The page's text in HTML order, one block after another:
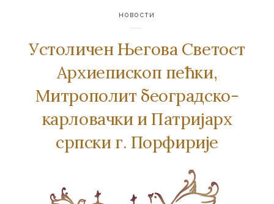
НОВОСТИ
Устоличен Његова Светост
Архиепископ пећки,
Митрополит београдско-
карловачки и Патријарх
српски г. Порфирије